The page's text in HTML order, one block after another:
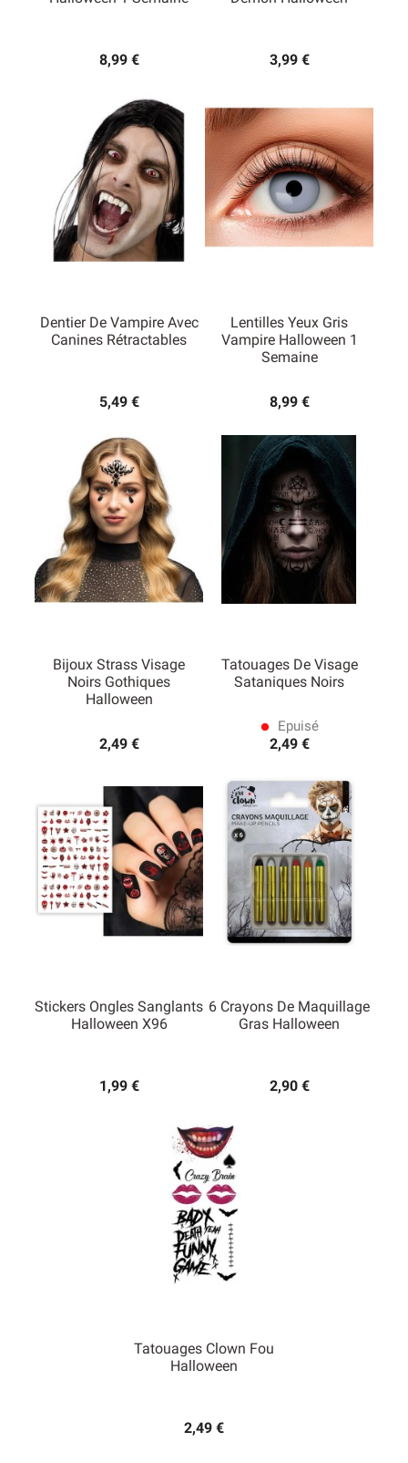
8,99 € 3,99 €
Dentier De Vampire Avec
Canines Rétractables
5,49 €
Lentilles Yeux Gris
Vampire Halloween 1
Semaine
8,99 €
Bijoux Strass Visage
Noirs Gothiques
Halloween
2,49 €
Tatouages De Visage
Sataniques Noirs
lens Epuisé
2,49 €
Stickers Ongles Sanglants
Halloween X96
1,99 €
6 Crayons De Maquillage
Gras Halloween
2,90 €
Tatouages Clown Fou
Halloween
2,49 €